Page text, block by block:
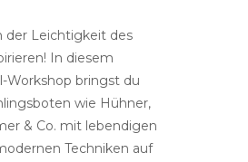
der Leichtigkeit des
In diesem
Workshop bringst du
wie Hühner,
& Co. mit lebendigen
Techniken auf